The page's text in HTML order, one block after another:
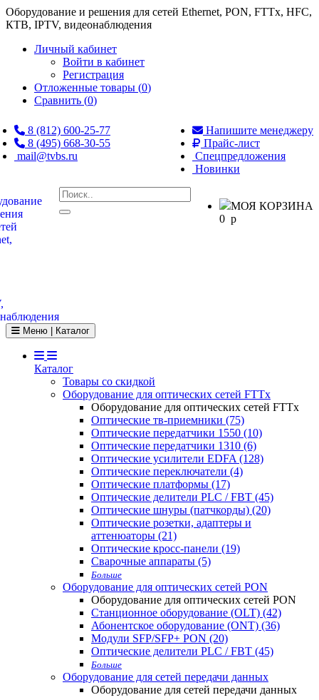
Оборудование и решения для сетей Ethernet, PON, FTTx, HFC,
КТВ, IPTV, видеонаблюдения
Личный кабинет
Войти в кабинет
Регистрация
Отложенные товары (0)
Сравнить (0)
8 (812) 600-25-77
8 (495) 668-30-55
mail@tvbs.ru
Напишите менеджеру
Прайс-лист
Спецпредложения
Новинки
МОЯ КОРЗИНА
0 p
Toggle navigation
Меню | Каталог
Каталог
Товары со скидкой
Оборудование для оптических сетей FTTx
Оборудование для оптических сетей FTTx
Оптические тв-приемники (75)
Оптические передатчики 1550 (10)
Оптические передатчики 1310 (6)
Оптические усилители EDFA (128)
Оптические переключатели (4)
Оптические платформы (17)
Оптические делители PLC / FBT (45)
Оптические шнуры (патчкорды) (20)
Оптические розетки, адаптеры и
аттенюаторы (21)
Оптические кросс-панели (19)
Сварочные аппараты (5)
Больше
Оборудование для оптических сетей PON
Оборудование для оптических сетей PON
Станционное оборудование (OLT) (42)
Абонентское оборудование (ONT) (36)
Модули SFP/SFP+ PON (20)
Оптические делители PLC / FBT (45)
Больше
Оборудование для сетей передачи данных
Оборудование для сетей передачи данных